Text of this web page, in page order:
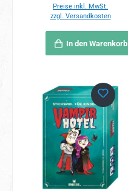
Preise inkl. MwSt.
zzgl. Versandkosten
In den Warenkorb